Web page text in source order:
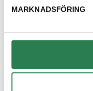
MARKNADSFÖRING
Välkommen att
att hjälpa dig